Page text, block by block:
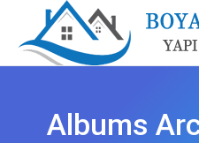
Albums